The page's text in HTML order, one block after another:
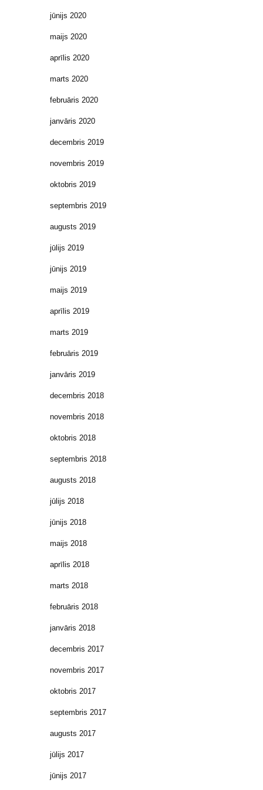
jūnijs 2020
maijs 2020
aprīlis 2020
marts 2020
februāris 2020
janvāris 2020
decembris 2019
novembris 2019
oktobris 2019
septembris 2019
augusts 2019
jūlijs 2019
jūnijs 2019
maijs 2019
aprīlis 2019
marts 2019
februāris 2019
janvāris 2019
decembris 2018
novembris 2018
oktobris 2018
septembris 2018
augusts 2018
jūlijs 2018
jūnijs 2018
maijs 2018
aprīlis 2018
marts 2018
februāris 2018
janvāris 2018
decembris 2017
novembris 2017
oktobris 2017
septembris 2017
augusts 2017
jūlijs 2017
jūnijs 2017